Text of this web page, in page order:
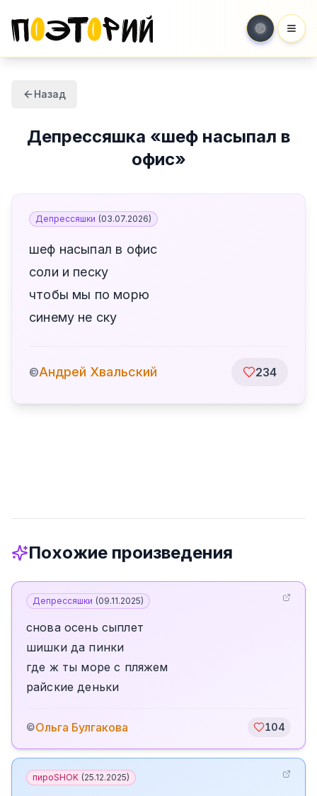
Назад
Депрессяшка «шеф насыпал в
офис»
Депрессяшки (03.07.2026)
шеф насыпал в офис
соли и песку
чтобы мы по морю
синему не ску
©Андрей Хвальский 234
Похожие произведения
Депрессяшки (09.11.2025)
снова осень сыплет
шишки да пинки
где ж ты море с пляжем
райские деньки
©Ольга Булгакова 104
пироSHOK (25.12.2025)